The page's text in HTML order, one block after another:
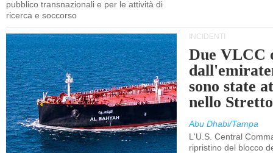
pubblico transnazionali e per le attività di
ricerca e soccorso
INCIDENTI
Due VLCC
sono state
nello
Abu Dhabi/Tampa
L'U.S. Central
ripristino del blocco